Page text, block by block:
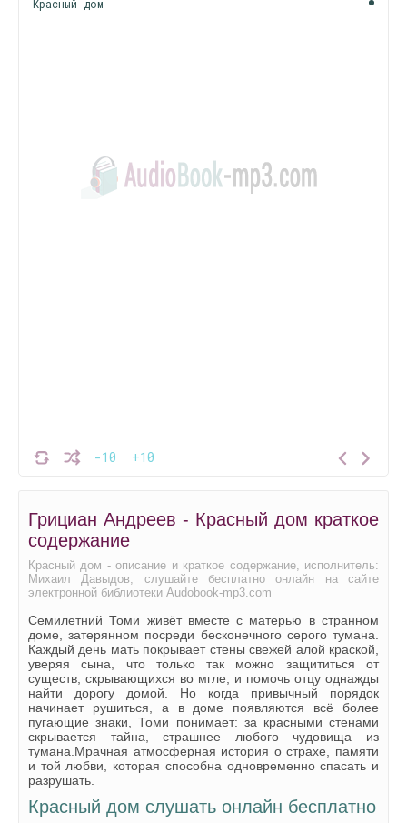
-10 +10
Красный дом
Грициан Андреев - Красный дом краткое
содержание
Красный дом - описание и краткое содержание, исполнитель:
Михаил Давыдов, слушайте бесплатно онлайн на сайте
электронной библиотеки Audobook-mp3.com
Семилетний Томи живёт вместе с матерью в странном
доме, затерянном посреди бесконечного серого тумана.
Каждый день мать покрывает стены свежей алой краской,
уверяя сына, что только так можно защититься от
существ, скрывающихся во мгле, и помочь отцу однажды
найти дорогу домой. Но когда привычный порядок
начинает рушиться, а в доме появляются всё более
пугающие знаки, Томи понимает: за красными стенами
скрывается тайна, страшнее любого чудовища из
тумана.Мрачная атмосферная история о страхе, памяти
и той любви, которая способна одновременно спасать и
разрушать.
Красный дом слушать онлайн бесплатно